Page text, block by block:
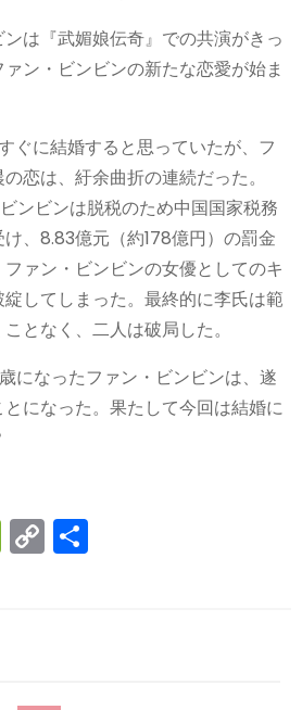
は『武媚娘伝奇』での共演がきっ
ン・ビンビンの新たな恋愛が始ま
ぐに結婚すると思っていたが、フ
恋は、紆余曲折の連続だった。
ンビンは脱税のため中国国家税務
、8.83億元（約178億円）の罰金
ァン・ビンビンの女優としてのキ
してしまった。最終的に李氏は範
となく、二人は破局した。
になったファン・ビンビンは、遂
になった。果たして今回は結婚に
W
e
C
o